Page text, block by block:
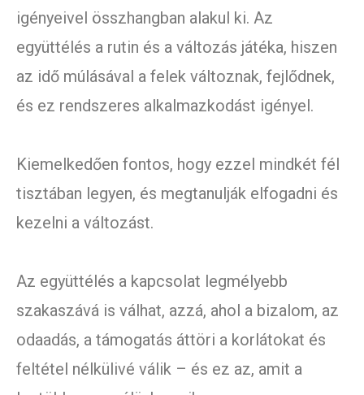
igényeivel összhangban alakul ki. Az
együttélés a rutin és a változás játéka, hiszen
az idő múlásával a felek változnak, fejlődnek,
és ez rendszeres alkalmazkodást igényel.
Kiemelkedően fontos, hogy ezzel mindkét fél
tisztában legyen, és megtanulják elfogadni és
kezelni a változást.
Az együttélés a kapcsolat legmélyebb
szakaszává is válhat, azzá, ahol a bizalom, az
odaadás, a támogatás áttöri a korlátokat és
feltétel nélkülivé válik – és ez az, amit a